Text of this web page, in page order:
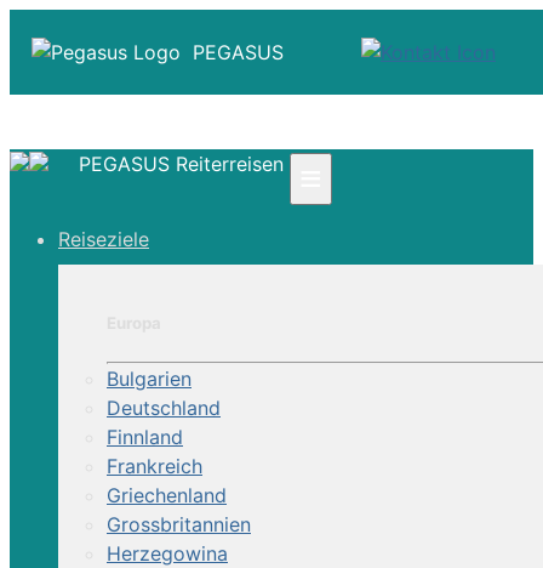
PEGASUS
☎ Deutschland 0800 - 505 18 01
Über Uns
PEGASUS Reiterreisen
Reiseziele
Bulgarien
Deutschland
Finnland
Frankreich
Griechenland
Grossbritannien
Herzegowina